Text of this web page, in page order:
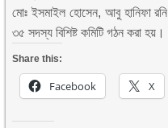
মোঃ ইসমাইল হোসেন, আবু হানিফা
৩৫ সদস্য বিশিষ্ট কমিটি গঠন করা হয়।
Share this:
Facebook X